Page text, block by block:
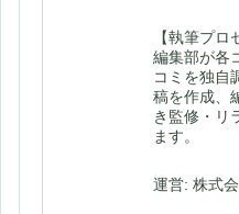
【執筆プロ
編集部が各
コミを独自
稿を作成、
き監修・リ
ます。
運営: 株式